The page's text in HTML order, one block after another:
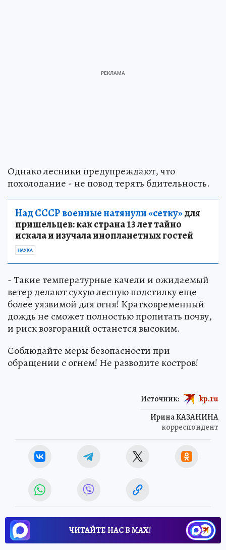
Однако лесники предупреждают, что
похолодание - не повод терять бдительность.
Над СССР военные натянули «сетку»для
пришельцев: как страна 13 лет тайно
искала и изучала инопланетных гостей
НАУКА
- Такие температурные качели и ожидаемый
ветер делают сухую лесную подстилку еще
более уязвимой для огня! Кратковременный
дождь не сможет полностью пропитать почву,
и риск возгораний останется высоким.
Соблюдайте меры безопасности при
обращении с огнем! Не разводите костров!
Ирина КАЗАНИНА
корреспондент
Источник: kp.ru
ЧИТАЙТЕ НАС В МАХ!